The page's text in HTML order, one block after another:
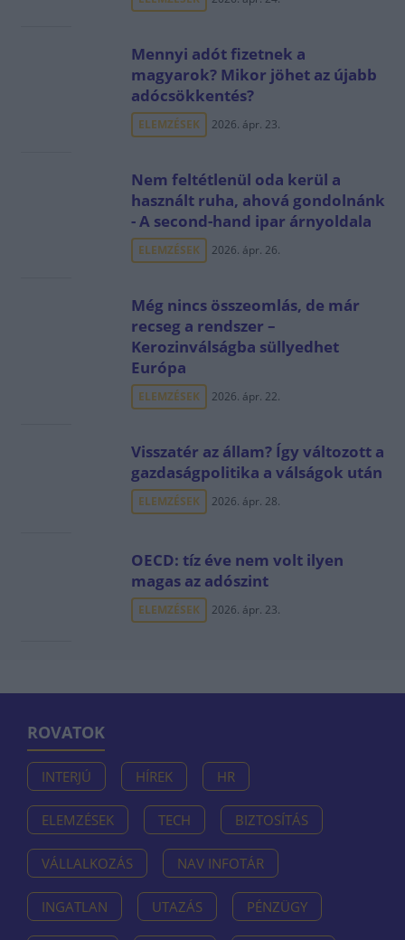
Mennyi adót fizetnek a
magyarok? Mikor jöhet az újabb
adócsökkentés?
ELEMZÉSEK 2026. ápr. 23.
Nem feltétlenül oda kerül a
használt ruha, ahová gondolnánk
- A second-hand ipar árnyoldala
ELEMZÉSEK 2026. ápr. 26.
Még nincs összeomlás, de már
recseg a rendszer –
Kerozinválságba süllyedhet
Európa
ELEMZÉSEK 2026. ápr. 22.
Visszatér az állam? Így változott a
gazdaságpolitika a válságok után
ELEMZÉSEK 2026. ápr. 28.
OECD: tíz éve nem volt ilyen
magas az adószint
ELEMZÉSEK 2026. ápr. 23.
ROVATOK
INTERJÚ HÍREK HR
ELEMZÉSEK TECH BIZTOSÍTÁS
VÁLLALKOZÁS NAV INFOTÁR
INGATLAN UTAZÁS PÉNZÜGY